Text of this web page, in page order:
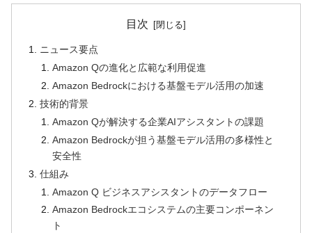
目次
ニュース要点
Amazon Qの進化と広範な利用促進
Amazon Bedrockにおける基盤モデル活用の加速
技術的背景
Amazon Qが解決する企業AIアシスタントの課題
Amazon Bedrockが担う基盤モデル活用の多様性と
安全性
仕組み
Amazon Q ビジネスアシスタントのデータフロー
Amazon Bedrockエコシステムの主要コンポーネン
ト